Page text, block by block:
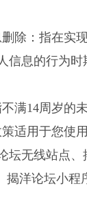
：指在实现
信息的行为时
14周岁的未
用于您使用
坛无线站点
揭洋论坛小程